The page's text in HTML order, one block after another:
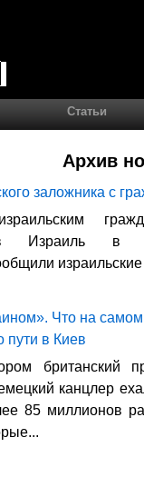
Статьи
Архив
заложника с
Израиль в
Что на
пути в Киев
британский
канцлер
85 миллионов